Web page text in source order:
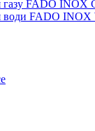
газу FADO INOX
води FADO INOX